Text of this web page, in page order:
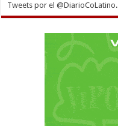
Tweets por el @DiarioCoLatino.